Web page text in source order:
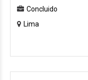
Concluido
Lima